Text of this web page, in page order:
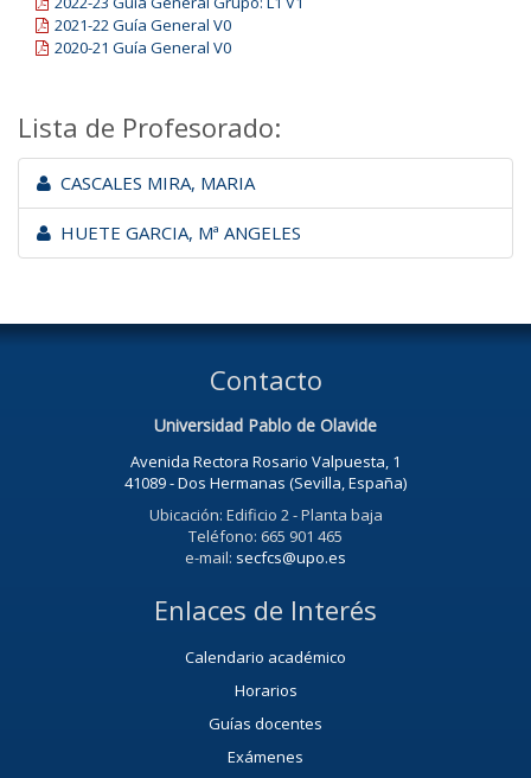
2021-22 Guía General V0
2020-21 Guía General V0
Lista de Profesorado:
CASCALES MIRA, MARIA
HUETE GARCIA, Mª ANGELES
Contacto
Universidad Pablo de Olavide
Avenida Rectora Rosario Valpuesta, 1
41089 - Dos Hermanas (Sevilla, España)
Ubicación: Edificio 2 - Planta baja
Teléfono: 665 901 465
e-mail: secfcs@upo.es
Enlaces de Interés
Calendario académico
Horarios
Guías docentes
Exámenes